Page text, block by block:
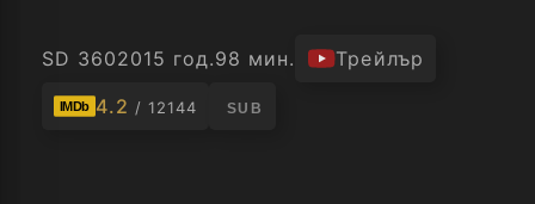
SD 3602015 год.98 мин. Трейлър
IMDb 4.2 / 12144 SUB